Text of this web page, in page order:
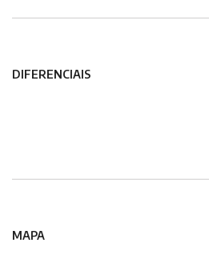
DIFERENCIAIS
MAPA